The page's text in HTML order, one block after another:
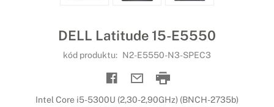
DELL Latitude 15-E5550
kód produktu: N2-E5550-N3-SPEC3
Intel Core i5-5300U (2,30-2,90GHz) (BNCH-2735b)